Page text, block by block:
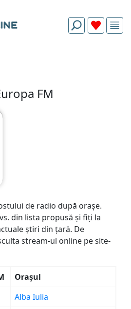
FM
de radio după orașe.
din lista propusă și fiți la
știri din țară. De
stream-ul online pe site-
Orașul
Alba Iulia